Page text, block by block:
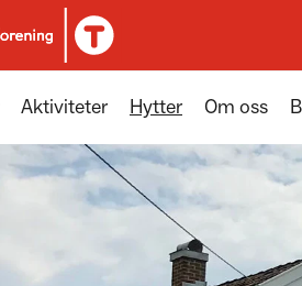
Aktiviteter Hytter Om oss